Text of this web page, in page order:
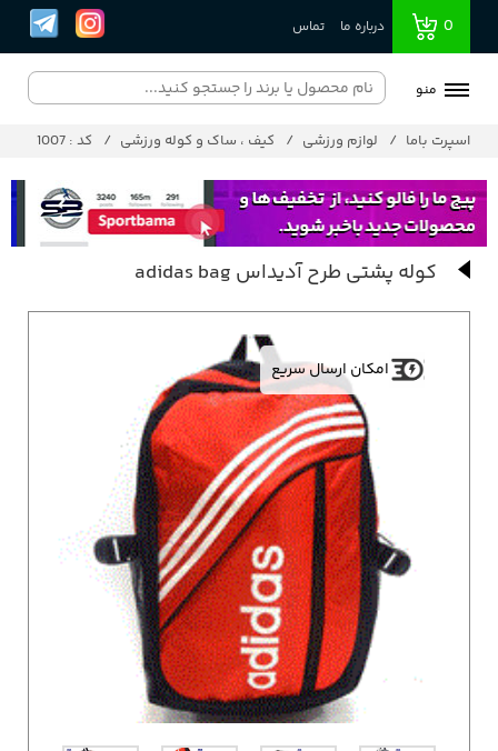
0 درباره ما تماس
منو
اسپرت باما لوازم ورزشی کیف ، ساک و کوله ورزشی کد : 1007
کوله پشتی طرح آدیداس adidas bag
امکان ارسال سریع